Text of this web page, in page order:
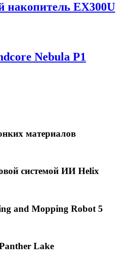
накопитель EX300U
Nebula P1
материалов
системой ИИ Helix
and Mopping Robot 5
Lake